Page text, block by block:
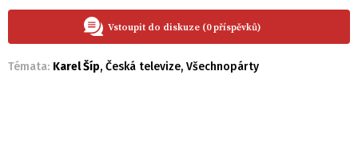
Vstoupit do diskuze (0 příspěvků)
Témata: Karel Šíp, Česká televize, Všechnopárty